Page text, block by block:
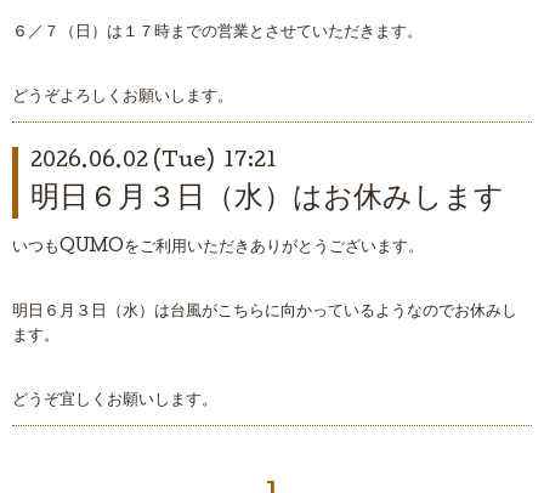
６／７（日）は１７時までの営業とさせていただきます。
どうぞよろしくお願いします。
2026.06.02 (Tue) 17:21
明日６月３日（水）はお休みします
いつもQUMOをご利用いただきありがとうございます。
明日６月３日（水）は台風がこちらに向かっているようなのでお休みし
ます。
どうぞ宜しくお願いします。